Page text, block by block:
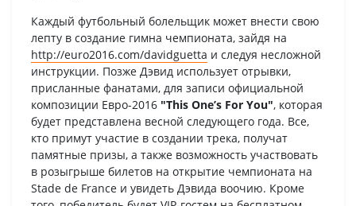
Каждый футбольный болельщик может внести свою
лепту в создание гимна чемпионата, зайдя на
http://euro2016.com/davidguetta и следуя несложной
инструкции. Позже Дэвид использует отрывки,
присланные фанатами, для записи официальной
композиции Евро-2016 "This One’s For You", которая
будет представлена весной следующего года. Все,
кто примут участие в создании трека, получат
памятные призы, а также возможность участвовать
в розыгрыше билетов на открытие чемпионата на
Stade de France и увидеть Дэвида воочию. Кроме